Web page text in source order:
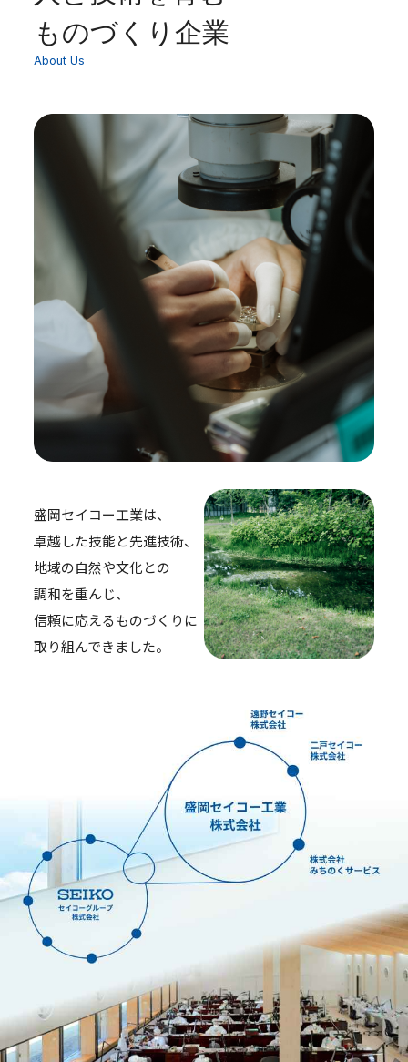
ものづくり企業
About Us
盛岡セイコー工業は、
卓越した技能と先進技術、
地域の自然や文化との
調和を重んじ、
信頼に応えるものづくりに
取り組んできました。